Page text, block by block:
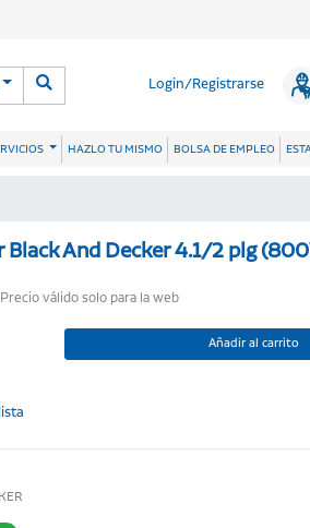
Login/Registrarse
HAZLO TU MISMO BOLSA DE EMPLEO
Black And Decker 4.1/2 plg
válido solo para la web
Añadir al carrito